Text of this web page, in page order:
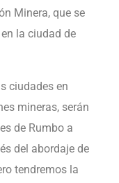
Minera, que se
la ciudad de
ciudades en
mineras, serán
de Rumbo a
del abordaje de
tendremos la